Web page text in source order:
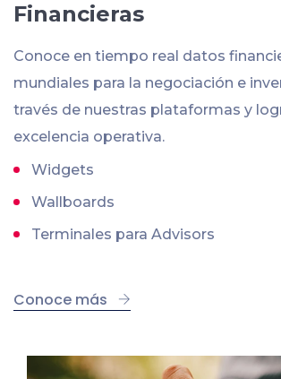
Financieras
Conoce en tiempo real datos
mundiales para la negociación e
través de nuestras plataformas y
excelencia operativa.
Widgets
Wallboards
Terminales para Advisors
Conoce más